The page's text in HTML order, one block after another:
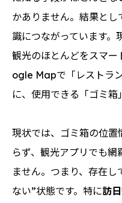
かありません。結果と
識につながっています。
観光のほとんどをスマー
ogle Mapで「レストラ
に、使用できる「ゴミ箱
現状では、ゴミ箱の位
らず、観光アプリでも
ません。つまり、存在
ない”状態です。特に訪